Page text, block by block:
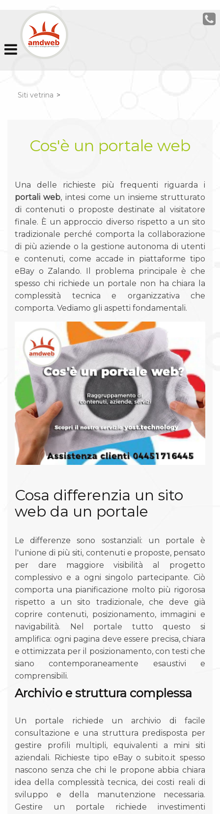
Siti vetrina >
Cos'è un portale web
Una delle richieste più frequenti riguarda i
portali web, intesi come un insieme strutturato
di contenuti o proposte destinate al visitatore
finale. È un approccio diverso rispetto a un sito
tradizionale perché comporta la collaborazione
di più aziende o la gestione autonoma di utenti
e contenuti, come accade in piattaforme tipo
eBay o Zalando. Il problema principale è che
spesso chi richiede un portale non ha chiara la
complessità tecnica e organizzativa che
comporta. Vediamo gli aspetti fondamentali.
Cosa differenzia un sito
web da un portale
Le differenze sono sostanziali: un portale è
l'unione di più siti, contenuti e proposte, pensato
per dare maggiore visibilità al progetto
complessivo e a ogni singolo partecipante. Ciò
comporta una pianificazione molto più rigorosa
rispetto a un sito tradizionale, che deve già
coprire contenuti, posizionamento, immagini e
navigabilità. Nel portale tutto questo si
amplifica: ogni pagina deve essere precisa, chiara
e ottimizzata per il posizionamento, con testi che
siano contemporaneamente esaustivi e
comprensibili.
Archivio e struttura complessa
Un portale richiede un archivio di facile
consultazione e una struttura predisposta per
gestire profili multipli, equivalenti a mini siti
aziendali. Richieste tipo eBay o subito.it spesso
nascono senza che chi le propone abbia chiara
idea della complessità tecnica, dei costi reali di
sviluppo e della manutenzione necessaria.
Gestire un portale richiede investimenti